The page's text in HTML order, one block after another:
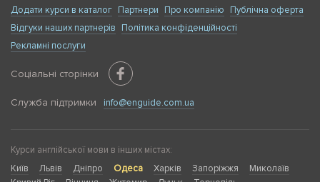
Додати курси в каталог Партнери Про компанію
Публічна оферта
Відгуки наших партнерів
Політика конфіденційності
Рекламні послуги
Соціальні сторінки
Служба підтримки info@enguide.com.ua
Курси англійської мови в інших містах:
Київ
Львів Дніпро Одеса Харків Запоріжжя
Миколаїв